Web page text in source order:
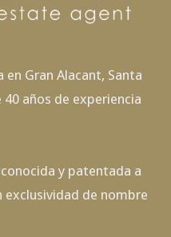
Gran Alacant, Santa
años de experiencia
y patentada a
exclusividad de nombre